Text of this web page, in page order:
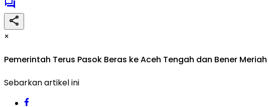
×
Pemerintah Terus Pasok Beras ke Aceh Tengah dan Bener Meriah
Sebarkan artikel ini